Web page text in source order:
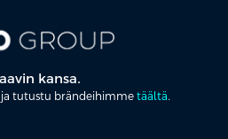
kansa.
ja tutustu brändeihimme täältä.